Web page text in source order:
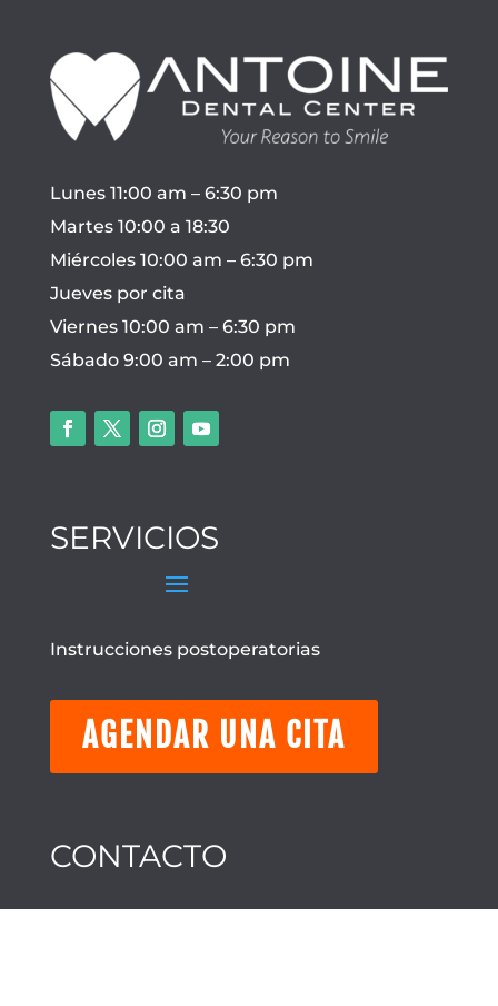
Lunes 11:00 am – 6:30 pm
Martes 10:00 a 18:30
Miércoles 10:00 am – 6:30 pm
Jueves por cita
Viernes 10:00 am – 6:30 pm
Sábado 9:00 am – 2:00 pm
SERVICIOS
Instrucciones postoperatorias
AGENDAR UNA CITA
CONTACTO